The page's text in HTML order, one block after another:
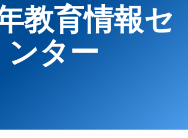
教育情報セ
ンター